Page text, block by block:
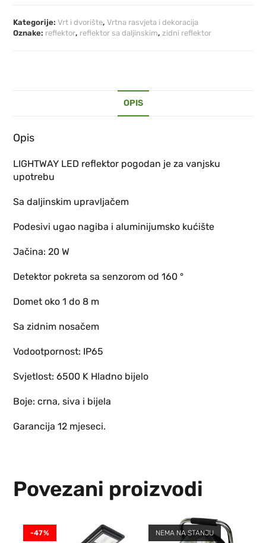
Kategorije:Vrt i dvorište,Vrtna rasvjeta i dekoracija
Oznake: reflektor, reflektor sa daljinskim,zidni reflektor
OPIS
Opis
LIGHTWAY LED reflektor pogodan je za vanjsku
upotrebu
Sa daljinskim upravljačem
Podesivi ugao nagiba i aluminijumsko kućište
Jačina: 20 W
Detektor pokreta sa senzorom od 160 °
Domet oko 1 do 8 m
Sa zidnim nosačem
Vodootpornost: IP65
Svjetlost: 6500 K Hladno bijelo
Boje: crna, siva i bijela
Garancija 12 mjeseci.
Povezani proizvodi
-47% NEMA NA STANJU